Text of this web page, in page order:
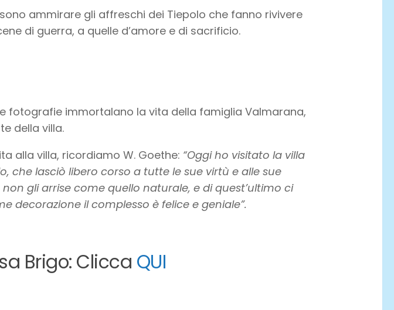
ammirare gli affreschi dei Tiepolo che fanno rivivere
di guerra, a quelle d’amore e di sacrificio.
fotografie immortalano la vita della famiglia Valmarana,
della villa.
alla villa, ricordiamo W. Goethe: “Oggi ho visitato la villa
che lasciò libero corso a tutte le sue virtù e alle sue
gli arrise come quello naturale, e di quest’ultimo ci
decorazione il complesso è felice e geniale”.
Brigo: Clicca QUI